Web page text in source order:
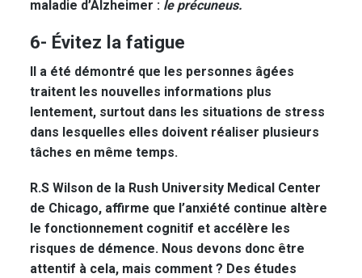
maladie d’Alzheimer : le précuneus.
6- Évitez la fatigue
Il a été démontré que les personnes âgées
traitent les nouvelles informations plus
lentement, surtout dans les situations de stress
dans lesquelles elles doivent réaliser plusieurs
tâches en même temps.
R.S Wilson de la Rush University Medical Center
de Chicago, affirme que l’anxiété continue altère
le fonctionnement cognitif et accélère les
risques de démence. Nous devons donc être
attentif à cela, mais comment ? Des études